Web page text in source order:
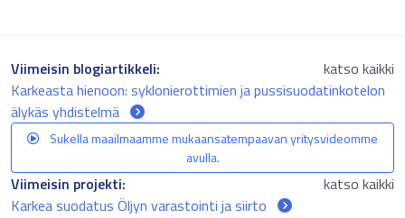
Viimeisin blogiartikkeli:
katso kaikki
Karkeasta hienoon: syklonierottimien ja pussisuodatinkotelon
älykäs yhdistelmä
Sukella maailmaamme mukaansatempaavan yritysvideomme
avulla.
Viimeisin projekti:
katso kaikki
Karkea suodatus Öljyn varastointi ja siirto